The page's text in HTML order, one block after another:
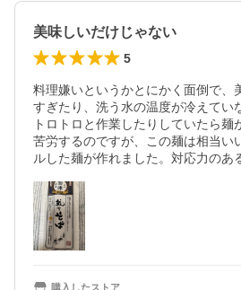
美味しいだけじゃない
5
料理嫌いというかとにかく面倒で、
すぎたり、洗う水の温度が冷えてい
トロトロと作業したりしていたら麺
苦労するのですが、この麺は相当い
ルした麺が作れました。対応力のあ
購入したストア